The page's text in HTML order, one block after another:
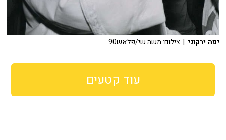
יפה ירקוני | צילום: משה שי/פלאש90
עוד קטעים